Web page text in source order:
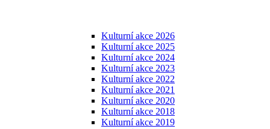
Kulturní akce 2026
Kulturní akce 2025
Kulturní akce 2024
Kulturní akce 2023
Kulturní akce 2022
Kulturní akce 2021
Kulturní akce 2020
Kulturní akce 2018
Kulturní akce 2019